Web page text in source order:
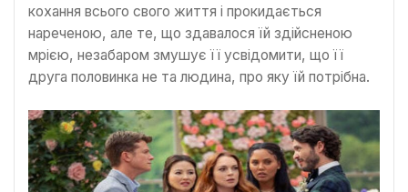
кохання всього свого життя і прокидається
нареченою, але те, що здавалося їй здійсненою
мрією, незабаром змушує її усвідомити, що її
друга половинка не та людина, про яку їй потрібна.